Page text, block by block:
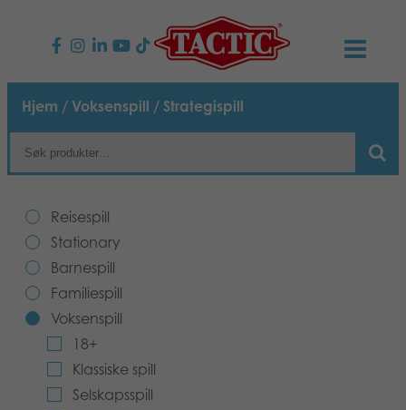
PRODUKTER
Barnespill
Voksenspill
Utespill og leker
Puslespill
Leker
NYHETER
Etiske retningslinjer
Ansvarlighet
Vår historie
KONTAKTER
Kontakt oss
Produktsider
Media
B2B-SHOP
Hjem / Voksenspill / Strategispill
Reisespill
Stationary
Barnespill
Familiespill
Voksenspill
18+
Klassiske spill
Selskapsspill